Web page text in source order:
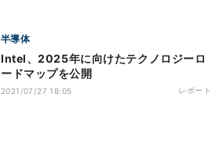
半導体
Intel、2025年に向けたテクノロジーロ
ードマップを公開
2021/07/27 18:05 レポート